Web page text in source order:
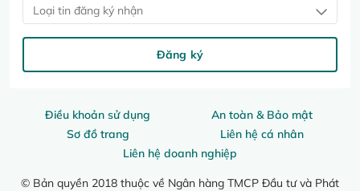
Điều khoản sử dụng
An toàn & Bảo mật
Sơ đồ trang
Liên hệ cá nhân
Liên hệ doanh nghiệp
© Bản quyền 2018 thuộc về Ngân hàng TMCP Đầu tư và Phát
Loại tin đăng ký nhận
Đăng ký